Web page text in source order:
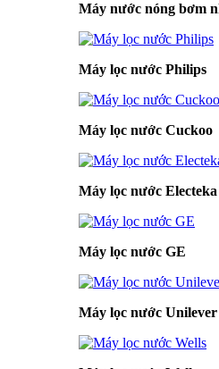
Máy nước nóng bơm
Máy lọc nước Philips
Máy lọc nước Cuckoo
Máy lọc nước Electeka
Máy lọc nước GE
Máy lọc nước